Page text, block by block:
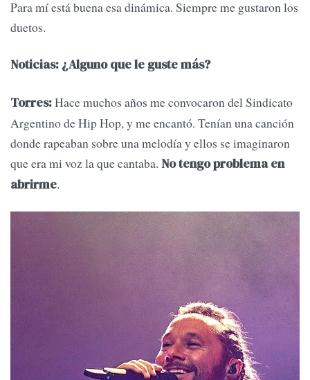
Para mí está buena esa dinámica. Siempre me gustaron los
duetos.
Noticias: ¿Alguno que le guste más?
Torres:Hace muchos años me convocaron del Sindicato
Argentino de Hip Hop, y me encantó. Tenían una canción
donde rapeaban sobre una melodía y ellos se imaginaron
que era mi voz la que cantaba. No tengo problema en
abrirme.